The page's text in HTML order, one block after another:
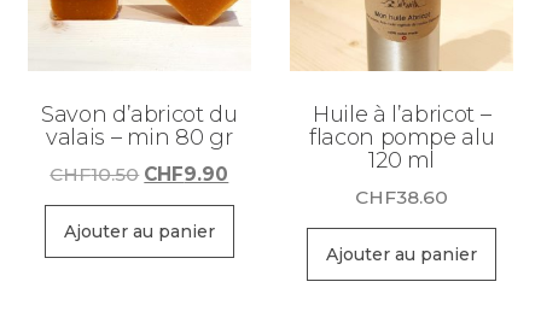
Savon d’abricot du
valais – min 80 gr
CHF10.50 Le
prix
initial
était :
CHF9.90
prix
est :
CHF9.90.
Ajouter au panier
Huile à l’abricot –
flacon pompe alu
120 ml
CHF38.60
Ajouter au panier